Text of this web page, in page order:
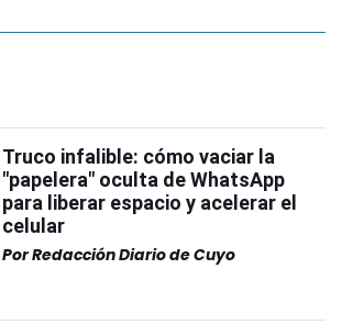
Truco infalible: cómo vaciar la
"papelera" oculta de WhatsApp
para liberar espacio y acelerar el
celular
PorRedacción Diario de Cuyo